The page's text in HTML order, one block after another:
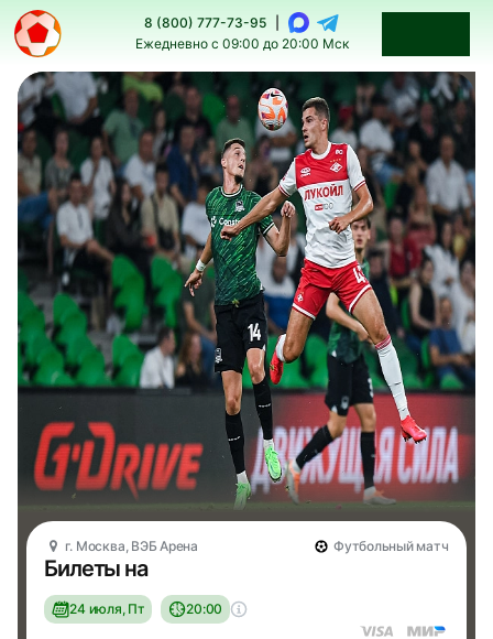
8 (800) 777-73-95
Ежедневно с 09:00 до 20:00 Мск
г. Москва, ВЭБ Арена Футбольный матч
Билеты на
24 июля, Пт 20:00